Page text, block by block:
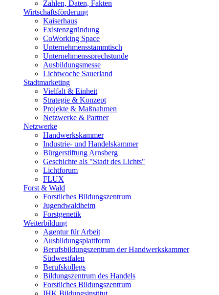
Zahlen, Daten, Fakten
Wirtschaftsförderung
Kaiserhaus
Existenzgründung
CoWorking Space
Unternehmensstammtisch
Unternehmenssprechstunde
Ausbildungsmesse
Lichtwoche Sauerland
Stadtmarketing
Vielfalt & Einheit
Strategie & Konzept
Projekte & Maßnahmen
Netzwerke & Partner
Netzwerke
Handwerkskammer
Industrie- und Handelskammer
Bürgerstiftung Arnsberg
Geschichte als "Stadt des Lichts"
Lichtforum
FLUX
Forst & Wald
Forstliches Bildungszentrum
Jugendwaldheim
Forstgenetik
Weiterbildung
Agentur für Arbeit
Ausbildungsplattform
Berufsbildungszentrum der Handwerkskammer
Südwestfalen
Berufskollegs
Bildungszentrum des Handels
Forstliches Bildungszentrum
IHK Bildungsinstitut